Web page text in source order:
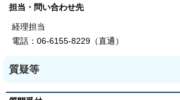
担当・問い合わせ先
経理担当
電話：06-6155-8229（直通）
質疑等